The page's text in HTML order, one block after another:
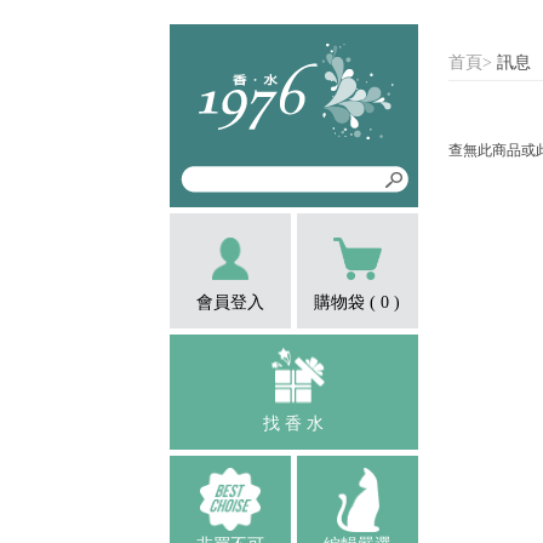
會員登入 購物袋 ( 0 )
找 香 水
首頁 > 訊息
查無此商品或